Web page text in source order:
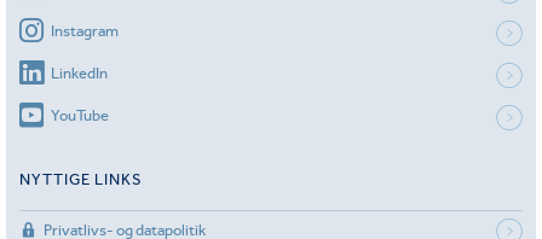
Instagram
LinkedIn
YouTube
NYTTIGE LINKS
Privatlivs- og datapolitik